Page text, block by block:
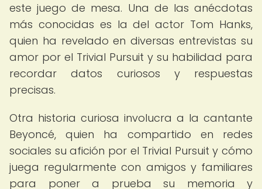
este juego de mesa. Una de las anécdotas
más conocidas es la del actor Tom Hanks,
quien ha revelado en diversas entrevistas su
amor por el Trivial Pursuit y su habilidad para
recordar datos curiosos y respuestas
precisas.
Otra historia curiosa involucra a la cantante
Beyoncé, quien ha compartido en redes
sociales su afición por el Trivial Pursuit y cómo
juega regularmente con amigos y familiares
para poner a prueba su memoria y